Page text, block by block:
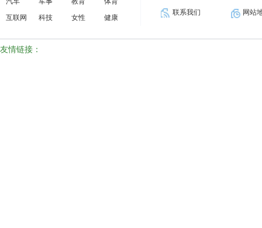
互联网
科技 女性 健康
联系我们 网站
友情链接：